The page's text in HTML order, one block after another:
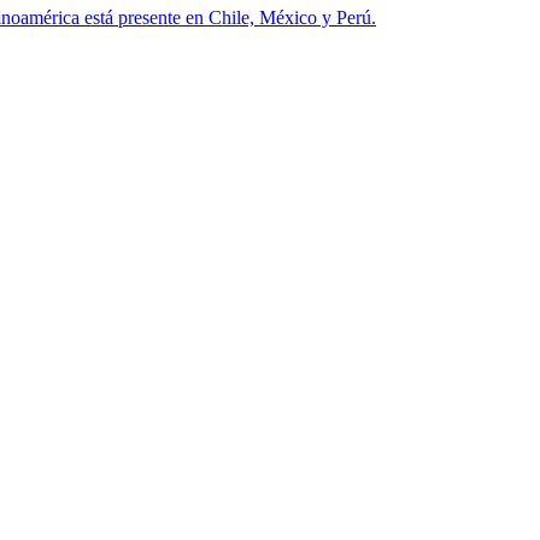
está presente en Chile, México y Perú.